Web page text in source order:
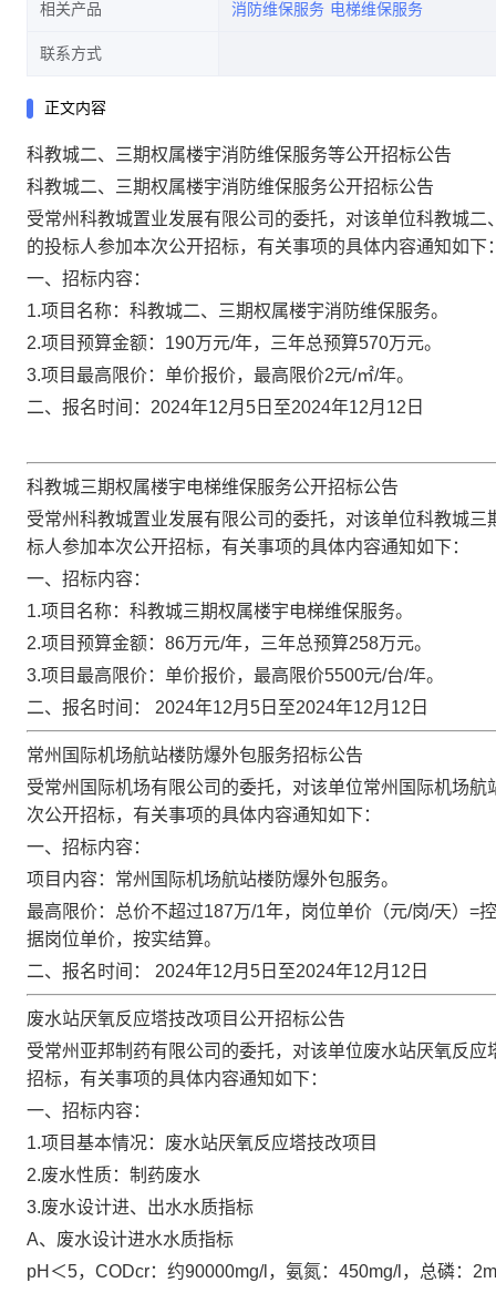
相关产品 消防维保服务 电梯维保服务
联系方式
正文内容
科教城二、三期权属楼宇消防维保服务等公开招标公告
科教城二、三期权属楼宇消防维保服务公开招标公告
受常州科教城置业发展有限公司的委托，对该单位科教城
的投标人参加本次公开招标，有关事项的具体内容通知如下
一、招标内容：
1.项目名称：科教城二、三期权属楼宇消防维保服务。
2.项目预算金额：190万元/年，三年总预算570万元。
3.项目最高限价：单价报价，最高限价2元/㎡/年。
二、报名时间： 2024年12月5日至2024年12月12日
科教城三期权属楼宇电梯维保服务公开招标公告
受常州科教城置业发展有限公司的委托，对该单位科教城
标人参加本次公开招标，有关事项的具体内容通知如下：
一、招标内容：
1.项目名称：科教城三期权属楼宇电梯维保服务。
2.项目预算金额：86万元/年，三年总预算258万元。
3.项目最高限价：单价报价，最高限价5500元/台/年。
二、报名时间：
2024年12月5日至2024年12月12日
常州国际机场航站楼防爆外包服务招标公告
受常州国际机场有限公司的委托，对该单位常州国际机场
次公开招标，有关事项的具体内容通知如下：
一、招标内容：
项目内容：常州国际机场航站楼防爆外包服务。
最高限价：总价不超过187万/1年，岗位单价（元/岗/天）=
据岗位单价，按实结算。
二、报名时间：
2024年12月5日至2024年12月12日
废水站厌氧反应塔技改项目公开招标公告
受常州亚邦制药有限公司的委托，对该单位废水站厌氧反
招标，有关事项的具体内容通知如下：
一、招标内容：
1.项目基本情况：废水站厌氧反应塔技改项目
2.废水性质：制药废水
3.废水设计进、出水水质指标
A、废水设计进水水质指标
pH＜5，CODcr：约90000mg/l，氨氮：450mg/l，总磷：